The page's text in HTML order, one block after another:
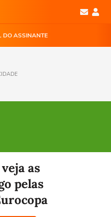
DO ASSINANTE
as
pelas